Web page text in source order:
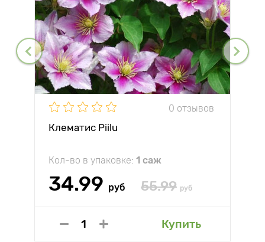
0 отзывов
Клематис Piilu
Кол-во в упаковке: 1 саж
34.99 руб 55.99 руб
Купить